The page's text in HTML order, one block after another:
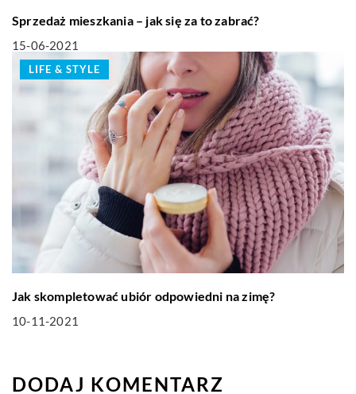
Sprzedaż mieszkania – jak się za to zabrać?
15-06-2021
LIFE & STYLE
Jak skompletować ubiór odpowiedni na zimę?
10-11-2021
DODAJ KOMENTARZ